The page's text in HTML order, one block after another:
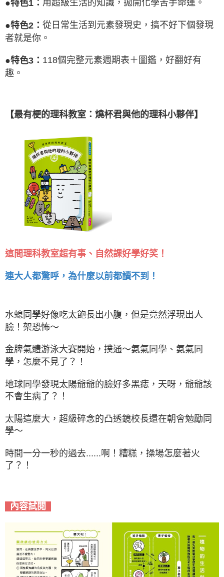
●特色1： 用超級生活的知識，拋開化學苦手命運。
●特色2： 從日常生活到元素發現史，搞不好下個發現
者就是你。
●特色3： 118個完整元素週期表＋圖鑑，好翻好有
趣。
【最有梗的理科教室：燒杯君與他的理科小夥伴】
這間理科教室超有事、自然課好學好笑！
連大人都驚呼，為什麼以前都讀不到！
水螅同學好像吃太飽長出小腹，但是竟然浮現出人
臉！架恐怖～
金牌氣體游泳大賽開始，撲通～氨氣同學、氨氣同
學，怎麼不見了？！
地球同學發現太陽爺爺的臉好多黑痣，天呀，爺爺該
不會生病了？！
太陽這麼大，超級碎念的凸透鏡校長還在朝會勉勵同
學～
時間一分一秒的過去......啊！糟糕，操場怎麼著火
了？！
內容試閱